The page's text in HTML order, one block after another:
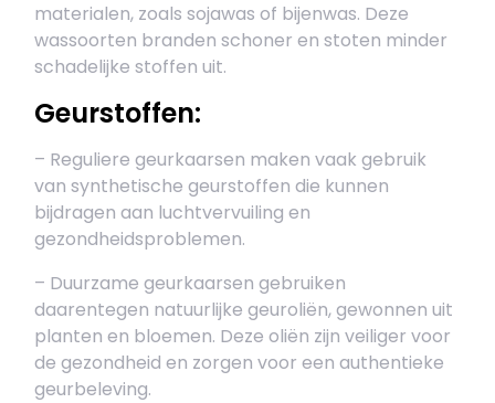
materialen, zoals sojawas of bijenwas. Deze
wassoorten branden schoner en stoten minder
schadelijke stoffen uit.
Geurstoffen:
– Reguliere geurkaarsen maken vaak gebruik
van synthetische geurstoffen die kunnen
bijdragen aan luchtvervuiling en
gezondheidsproblemen.
– Duurzame geurkaarsen gebruiken
daarentegen natuurlijke geuroliën, gewonnen uit
planten en bloemen. Deze oliën zijn veiliger voor
de gezondheid en zorgen voor een authentieke
geurbeleving.